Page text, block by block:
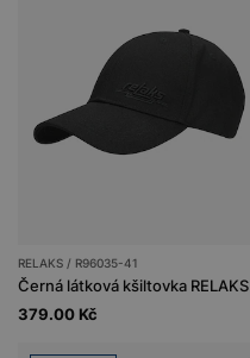
RELAKS / R96035-41
Černá látková kšiltovka RELAKS
379.00 Kč